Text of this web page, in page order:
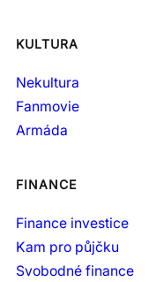
KULTURA
Nekultura
Fanmovie
Armáda
FINANCE
Finance investice
Kam pro půjčku
Svobodné finance